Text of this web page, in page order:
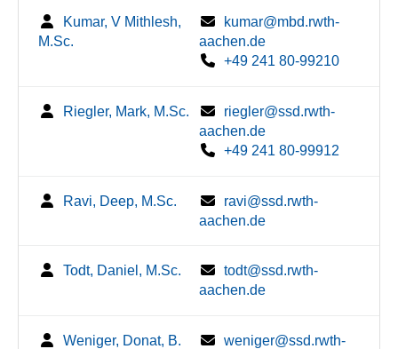
Kumar, V Mithlesh,
M.Sc.
kumar@mbd.rwth-
aachen.de
+49 241 80-99210
Riegler, Mark, M.Sc.
riegler@ssd.rwth-
aachen.de
+49 241 80-99912
Ravi, Deep, M.Sc.
ravi@ssd.rwth-
aachen.de
Todt, Daniel, M.Sc.
todt@ssd.rwth-
aachen.de
Weniger, Donat, B.
weniger@ssd.rwth-